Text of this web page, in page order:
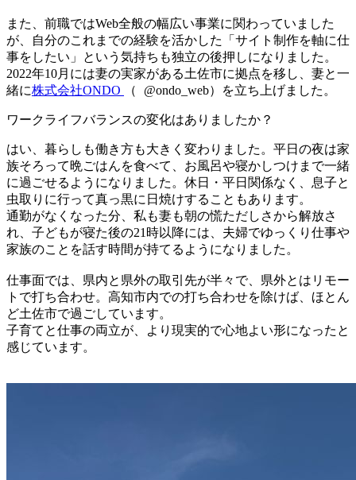
また、前職ではWeb全般の幅広い事業に関わっていました
が、自分のこれまでの経験を活かした「サイト制作を軸に仕
事をしたい」という気持ちも独立の後押しになりました。
2022年10月には妻の実家がある土佐市に拠点を移し、妻と一
緒に株式会社ONDO （ @ondo_web）を立ち上げました。
ワークライフバランスの変化はありましたか？
はい、暮らしも働き方も大きく変わりました。平日の夜は家
族そろって晩ごはんを食べて、お風呂や寝かしつけまで一緒
に過ごせるようになりました。休日・平日関係なく、息子と
虫取りに行って真っ黒に日焼けすることもあります。
通勤がなくなった分、私も妻も朝の慌ただしさから解放さ
れ、子どもが寝た後の21時以降には、夫婦でゆっくり仕事や
家族のことを話す時間が持てるようになりました。
仕事面では、県内と県外の取引先が半々で、県外とはリモー
トで打ち合わせ。高知市内での打ち合わせを除けば、ほとん
ど土佐市で過ごしています。
子育てと仕事の両立が、より現実的で心地よい形になったと
感じています。